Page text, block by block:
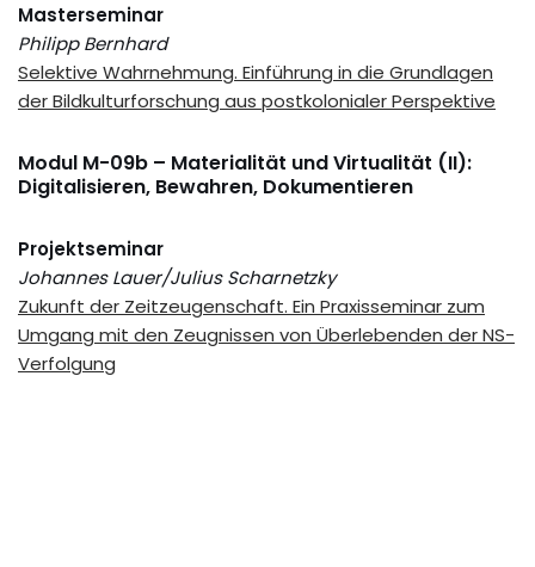
Masterseminar
Philipp Bernhard
Selektive Wahrnehmung. Einführung in die Grundlagen
der Bildkulturforschung aus postkolonialer Perspektive
Modul M-09b – Materialität und Virtualität (II):
Digitalisieren, Bewahren, Dokumentieren
Projektseminar
Johannes Lauer/Julius Scharnetzky
Zukunft der Zeitzeugenschaft. Ein Praxisseminar zum
Umgang mit den Zeugnissen von Überlebenden der NS-
Verfolgung